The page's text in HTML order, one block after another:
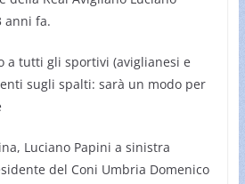
anni fa.
a tutti gli sportivi (aviglianesi e
sugli spalti: sarà un modo per
Luciano Papini a sinistra
del Coni Umbria Domenico